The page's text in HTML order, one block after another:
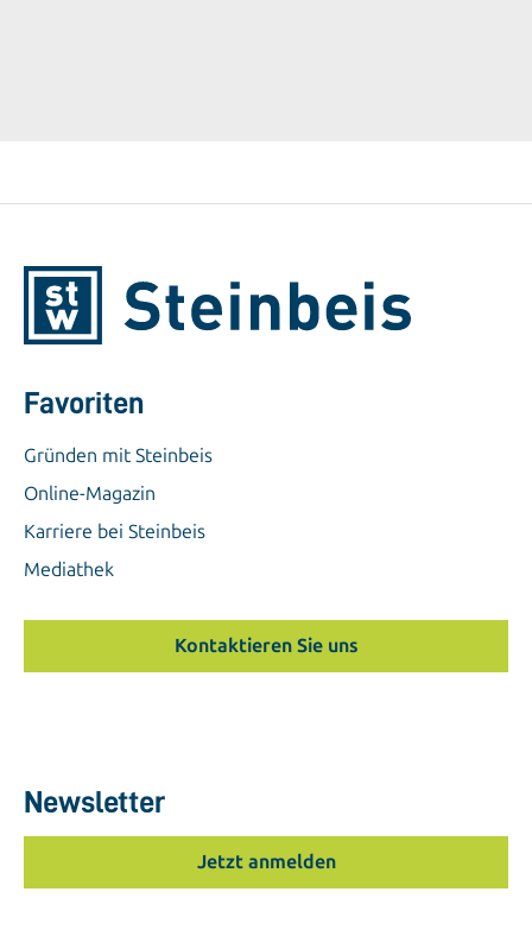
Favoriten
Gründen mit Steinbeis
Online-Magazin
Karriere bei Steinbeis
Mediathek
Kontaktieren Sie uns
Newsletter
Jetzt anmelden